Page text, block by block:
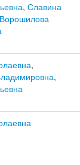
, Славина
Ворошилова
,
,